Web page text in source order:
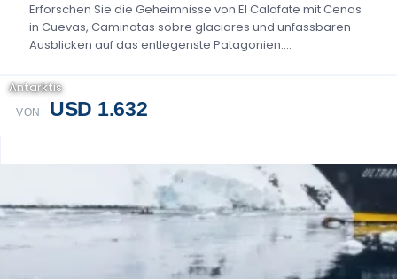
Erforschen Sie die Geheimnisse von El Calafate mit Cenas
in Cuevas, Caminatas sobre glaciares und unfassbaren
Ausblicken auf das entlegenste Patagonien....
VON USD 1.632
Antarktis